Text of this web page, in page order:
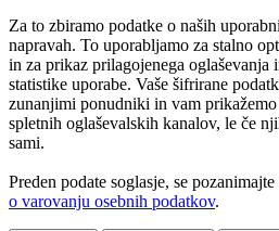
Za to zbiramo podatke o naših
napravah. To uporabljamo za stalno
in za prikaz prilagojenega oglaševanja
statistike uporabe. Vaše šifrirane
zunanjimi ponudniki in vam
spletnih oglaševalskih kanalov, le če
sami.
Preden podate soglasje, se
o varovanju osebnih podatkov.